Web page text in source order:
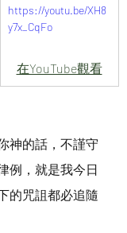
https://youtu.be/XH8
y7x_CqFo
在YouTube觀看
神的話，不謹守
例，就是我今日
的咒詛都必追隨